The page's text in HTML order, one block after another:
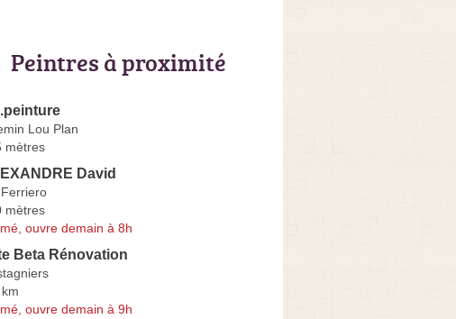
Peintres à proximité
Lou Plan
mètres
David
mètres
ouvre demain à 8h
Beta Rénovation
ouvre demain à 9h